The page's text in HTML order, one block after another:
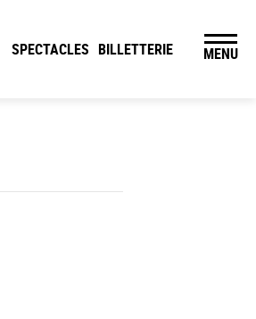
SPECTACLES BILLETTERIE MENU